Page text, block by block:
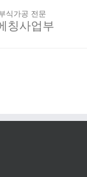
식가공 전문
칭사업부